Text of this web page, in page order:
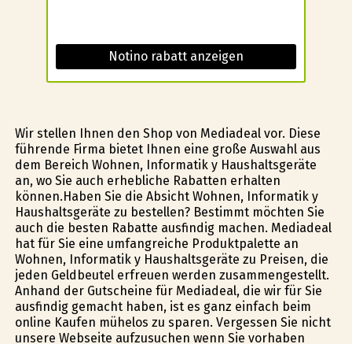
Notino rabatt anzeigen
Wir stellen Ihnen den Shop von Mediadeal vor. Diese
führende Firma bietet Ihnen eine große Auswahl aus
dem Bereich Wohnen, Informatik y Haushaltsgeräte
an, wo Sie auch erhebliche Rabatten erhalten
können.Haben Sie die Absicht Wohnen, Informatik y
Haushaltsgeräte zu bestellen? Bestimmt möchten Sie
auch die besten Rabatte ausfindig machen. Mediadeal
hat für Sie eine umfangreiche Produktpalette an
Wohnen, Informatik y Haushaltsgeräte zu Preisen, die
jeden Geldbeutel erfreuen werden zusammengestellt.
Anhand der Gutscheine für Mediadeal, die wir für Sie
ausfindig gemacht haben, ist es ganz einfach beim
online Kaufen mühelos zu sparen. Vergessen Sie nicht
unsere Webseite aufzusuchen wenn Sie vorhaben